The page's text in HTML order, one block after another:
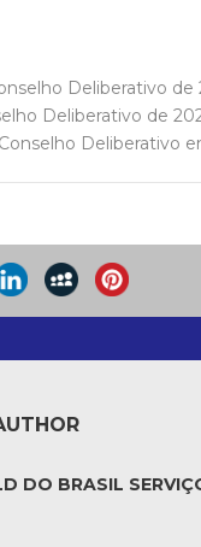
Deliberativo de
Deliberativo de
Deliberativo
DO BRASIL